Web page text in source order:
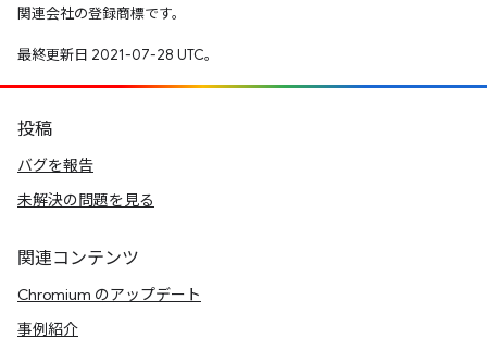
関連会社の登録商標です。
最終更新日 2021-07-28 UTC。
投稿
バグを報告
未解決の問題を見る
関連コンテンツ
Chromium のアップデート
事例紹介